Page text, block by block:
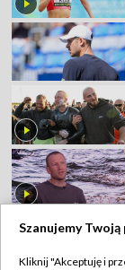
Szanujemy
Kliknij "Akceptuję i